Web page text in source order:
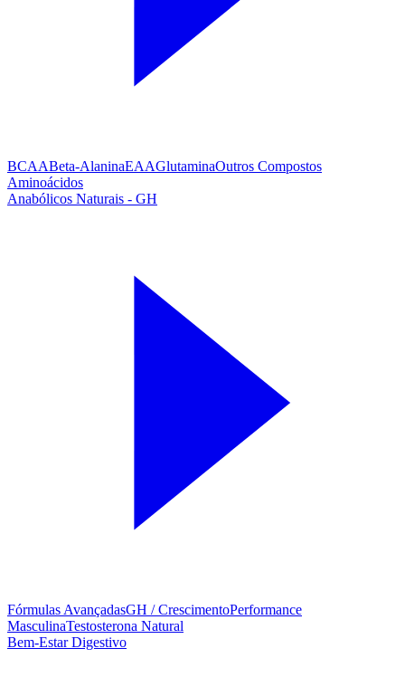
BCAABeta-AlaninaEAAGlutaminaOutros Compostos
Aminoácidos
Anabólicos Naturais - GH
Fórmulas AvançadasGH / CrescimentoPerformance
MasculinaTestosterona Natural
Bem-Estar Digestivo